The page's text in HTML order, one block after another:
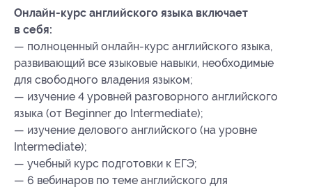
Онлайн-курс английского языка включает
в себя:
— полноценный онлайн-курс английского языка,
развивающий все языковые навыки, необходимые
для свободного владения языком;
— изучение 4 уровней разговорного английского
языка (от Beginner до Intermediate);
— изучение делового английского (на уровне
Intermediate);
— учебный курс подготовки к ЕГЭ;
— 6 вебинаров по теме английского для